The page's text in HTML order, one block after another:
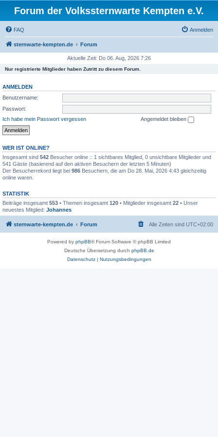
Forum der Volkssternwarte Kempten e.V.
FAQ Anmelden
sternwarte-kempten.de Forum
Aktuelle Zeit: Do 06. Aug, 2026 7:26
Nur registrierte Mitglieder haben Zutritt zu diesem Forum.
ANMELDEN
Benutzername:
Passwort:
Ich habe mein Passwort vergessen
Angemeldet bleiben
WER IST ONLINE?
Insgesamt sind 542 Besucher online :: 1 sichtbares Mitglied, 0 unsichtbare Mitglieder und
541 Gäste (basierend auf den aktiven Besuchern der letzten 5 Minuten)
Der Besucherrekord liegt bei 986 Besuchern, die am Do 28. Mai, 2026 4:43 gleichzeitig
online waren.
STATISTIK
Beiträge insgesamt 553 • Themen insgesamt 120 • Mitglieder insgesamt 22 • Unser
neuestes Mitglied: Johannes
sternwarte-kempten.de Forum Alle Zeiten sind UTC+02:00
Powered by phpBB® Forum Software © phpBB Limited
Deutsche Übersetzung durch phpBB.de
Datenschutz| Nutzungsbedingungen